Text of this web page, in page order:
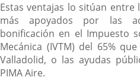
Estas ventajas lo sitúan
más apoyados por las
bonificación en el Impuesto
Mecánica (IVTM) del 65%
Valladolid, o las ayudas
PIMA Aire.